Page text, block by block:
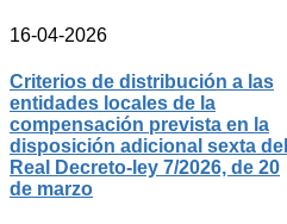
16-04-2026
Criterios de distribución a las
entidades locales de la
compensación prevista en la
disposición adicional sexta del
Real Decreto-ley 7/2026, de 20
de marzo